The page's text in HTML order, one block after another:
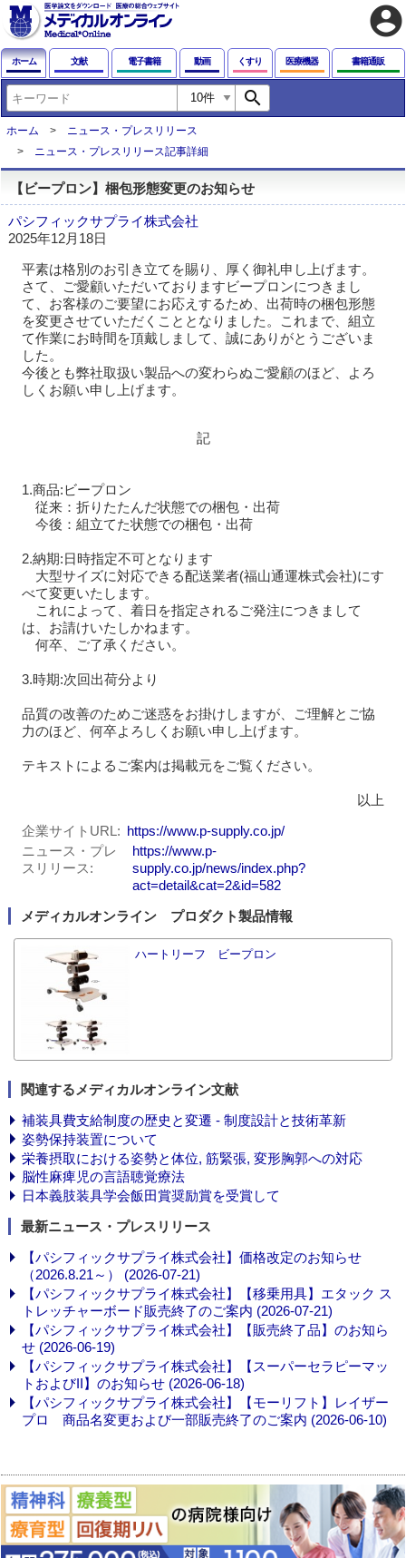
account_circle
ホーム 文献 電子書籍 動画 くすり 医療機器 書籍通販
search
ホーム
ニュース・プレスリリース
ニュース・プレスリリース記事詳細
【ビープロン】梱包形態変更のお知らせ
パシフィックサプライ株式会社
2025年12月18日
平素は格別のお引き立てを賜り、厚く御礼申し上げます。
さて、ご愛顧いただいておりますビープロンにつきまし
て、お客様のご要望にお応えするため、出荷時の梱包形態
を変更させていただくこととなりました。これまで、組立
て作業にお時間を頂戴しまして、誠にありがとうございま
した。
今後とも弊社取扱い製品への変わらぬご愛顧のほど、よろ
しくお願い申し上げます。
記
1.商品:ビープロン
従来：折りたたんだ状態での梱包・出荷
今後：組立てた状態での梱包・出荷
2.納期:日時指定不可となります
大型サイズに対応できる配送業者(福山通運株式会社)にす
べて変更いたします。
これによって、着日を指定されるご発注につきまして
は、お請けいたしかねます。
何卒、ご了承ください。
3.時期:次回出荷分より
品質の改善のためご迷惑をお掛けしますが、ご理解とご協
力のほど、何卒よろしくお願い申し上げます。
テキストによるご案内は掲載元をご覧ください。
以上
企業サイトURL
https://www.p-supply.co.jp/
ニュース・プレ
スリリース
https://www.p-
supply.co.jp/news/index.php?
act=detail&cat=2&id=582
メディカルオンライン プロダクト製品情報
ハートリーフ ビープロン
関連するメディカルオンライン文献
補装具費支給制度の歴史と変遷 - 制度設計と技術革新
姿勢保持装置について
栄養摂取における姿勢と体位, 筋緊張, 変形胸郭への対応
脳性麻痺児の言語聴覚療法
日本義肢装具学会飯田賞奨励賞を受賞して
最新ニュース・プレスリリース
【パシフィックサプライ株式会社】価格改定のお知らせ
（2026.8.21～） (2026-07-21)
【パシフィックサプライ株式会社】【移乗用具】エタック ス
トレッチャーボード販売終了のご案内 (2026-07-21)
【パシフィックサプライ株式会社】【販売終了品】のお知ら
せ (2026-06-19)
【パシフィックサプライ株式会社】【スーパーセラピーマッ
トおよびII】のお知らせ (2026-06-18)
【パシフィックサプライ株式会社】【モーリフト】レイザー
プロ 商品名変更および一部販売終了のご案内 (2026-06-10)